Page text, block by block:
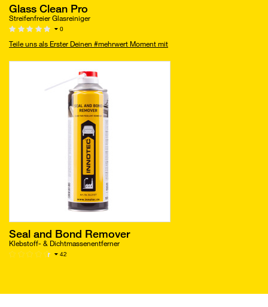
Glass Clean Pro
Streifenfreier Glasreiniger
0
Teile uns als Erster Deinen #mehrwert Moment mit
Seal and Bond Remover
Klebstoff- & Dichtmassenentferner
42